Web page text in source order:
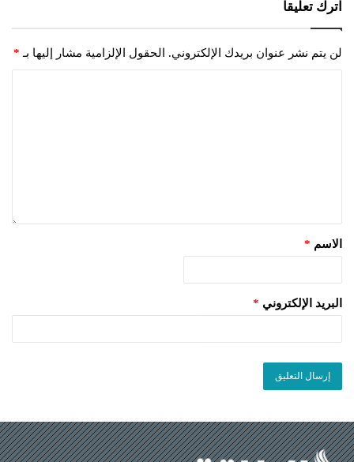
اترك تعليقاً
لن يتم نشر عنوان بريدك الإلكتروني. الحقول الإلزامية مشار إليها بـ *
الاسم *
البريد الإلكتروني *